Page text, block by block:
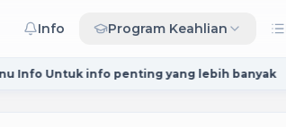
Info Program Keahlian
penting yang lebih banyak ✦ Malam